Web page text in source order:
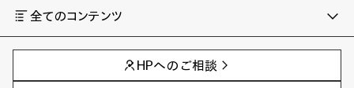
全てのコンテンツ
AIの進化と活用事例
製品トレンド & レビュー
事例
イベントレポート
HPへのご相談